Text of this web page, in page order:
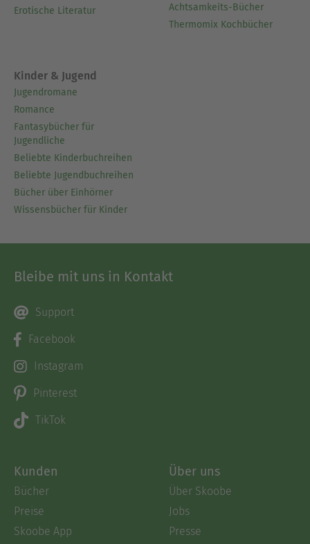
Erotische Literatur
Achtsamkeits-Bücher
Thermomix Kochbücher
Kinder & Jugend
Jugendromane
Romance
Fantasybücher für
Jugendliche
Beliebte Kinderbuchreihen
Beliebte Jugendbuchreihen
Bücher über Einhörner
Wissensbücher für Kinder
Bleibe mit uns in Kontakt
Support
Facebook
Instagram
Pinterest
TikTok
Kunden
Bücher
Preise
Skoobe App
Über uns
Über Skoobe
Jobs
Presse